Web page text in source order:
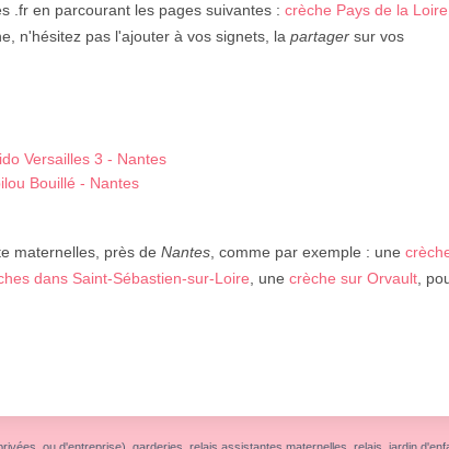
.fr en parcourant les pages suivantes : crèche Pays de la Loire
n'hésitez pas l'ajouter à vos signets, la partager sur vos
Versailles 3 - Nantes
Bouillé - Nantes
maternelles, près de Nantes, comme par exemple : une
dans Saint-Sébastien-sur-Loire, une crèche sur Orvault,